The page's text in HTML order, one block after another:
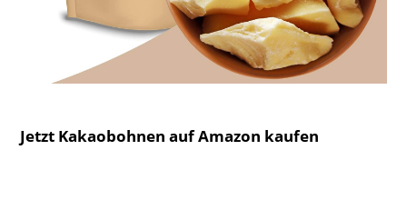
Jetzt Kakaobohnen auf Amazon kaufen